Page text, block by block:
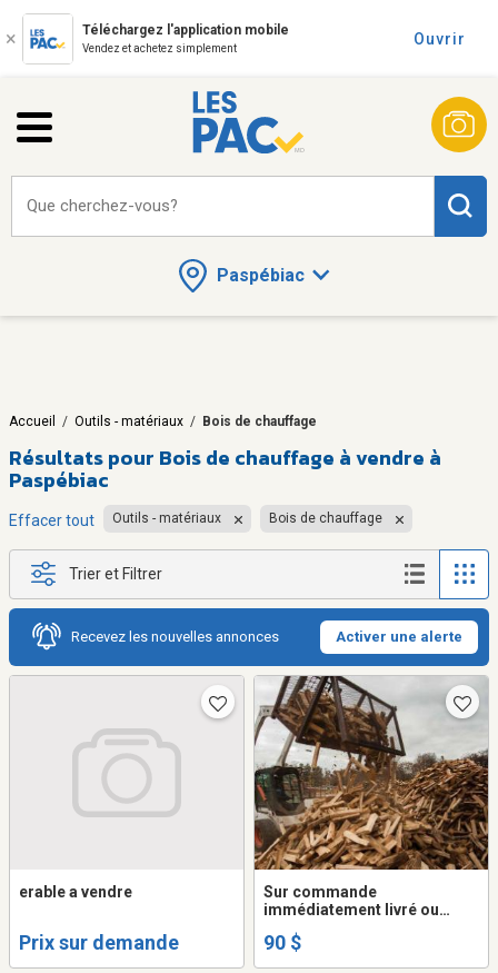
Téléchargez l'application mobile
Vendez et achetez simplement
Ouvrir
Paspébiac
Que cherchez-vous?
Accueil / Outils - matériaux / Bois de chauffage
Résultats pour Bois de chauffage à vendre à
Paspébiac
Effacer tout Outils - matériaux Bois de chauffage
Trier et Filtrer
Recevez les nouvelles annonces Activer une alerte
erable a vendre
Prix sur demande
Sur commande
immédiatement livré ou
90 $